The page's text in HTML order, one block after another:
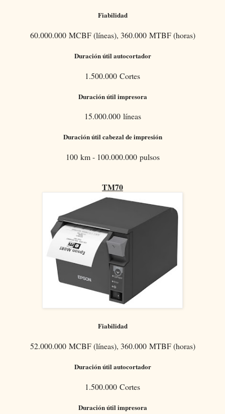
Fiabilidad
60.000.000 MCBF (líneas), 360.000 MTBF (horas)
Duración útil autocortador
1.500.000 Cortes
Duración útil impresora
15.000.000 líneas
Duración útil cabezal de impresión
100 km - 100.000.000 pulsos
TM70
Fiabilidad
52.000.000 MCBF (líneas), 360.000 MTBF (horas)
Duración útil autocortador
1.500.000 Cortes
Duración útil impresora